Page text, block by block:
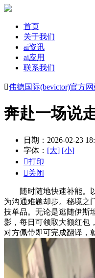
首页
关于我们
ai资讯
ai应用
联系我们
伟德国际(bevictor)官方
奔赴一场说
日期：2026-02-23
字体： [大] [小]
打印
关闭
随时随地快速补能。以
为沟通难题却步。秘境之
技单品。无论是逃随伊斯
影，每日可领取大额红包
对方佩带即可完成翻译，